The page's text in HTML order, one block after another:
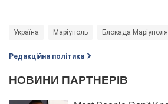
Україна Маріуполь Блокада Маріуполя
Редакційна політика